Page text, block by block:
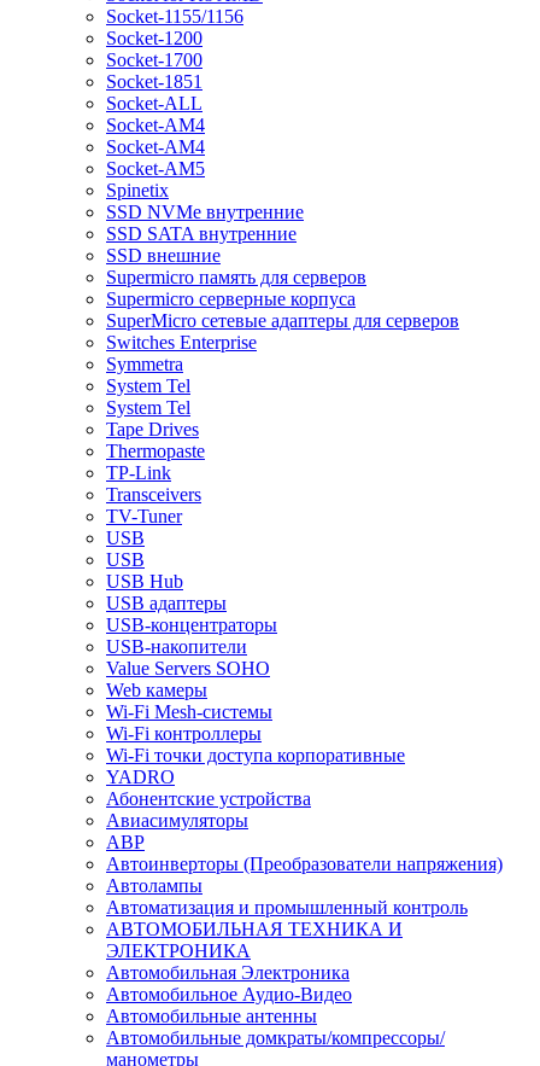
Socket-1155/1156
Socket-1200
Socket-1700
Socket-1851
Socket-ALL
Socket-AM4
Socket-AM4
Socket-AM5
Spinetix
SSD NVMe внутренние
SSD SATA внутренние
SSD внешние
Supermicro память для серверов
Supermicro серверные корпуса
SuperMicro сетевые адаптеры для серверов
Switches Enterprise
Symmetra
System Tel
System Tel
Tape Drives
Thermopaste
TP-Link
Transceivers
TV-Tuner
USB
USB
USB Hub
USB адаптеры
USB-концентраторы
USB-накопители
Value Servers SOHO
Web камеры
Wi-Fi Mesh-системы
Wi-Fi контроллеры
Wi-Fi точки доступа корпоративные
YADRO
Абонентские устройства
Авиасимуляторы
АВР
Автоинверторы (Преобразователи напряжения)
Автолампы
Автоматизация и промышленный контроль
АВТОМОБИЛЬНАЯ ТЕХНИКА И
ЭЛЕКТРОНИКА
Автомобильная Электроника
Автомобильное Аудио-Видео
Автомобильные антенны
Автомобильные домкраты/компрессоры/
манометры